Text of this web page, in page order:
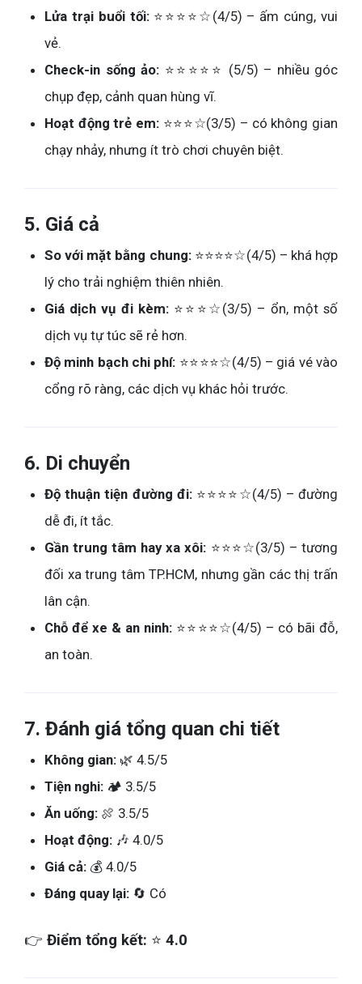
Lửa trại buổi tối:⭐⭐⭐⭐☆(4/5) – ấm cúng, vui
vẻ.
Check-in sống ảo: ⭐⭐⭐⭐⭐ (5/5) – nhiều góc
chụp đẹp, cảnh quan hùng vĩ.
Hoạt động trẻ em: ⭐⭐⭐☆(3/5) – có không gian
chạy nhảy, nhưng ít trò chơi chuyên biệt.
5. Giá cả
So với mặt bằng chung:⭐⭐⭐⭐☆(4/5) – khá hợp
lý cho trải nghiệm thiên nhiên.
Giá dịch vụ đi kèm:⭐⭐⭐☆(3/5) – ổn, một số
dịch vụ tự túc sẽ rẻ hơn.
Độ minh bạch chi phí: ⭐⭐⭐⭐☆(4/5) – giá vé vào
cổng rõ ràng, các dịch vụ khác hỏi trước.
6. Di chuyển
Độ thuận tiện đường đi:⭐⭐⭐⭐☆(4/5) – đường
dễ đi, ít tắc.
Gần trung tâm hay xa xôi: ⭐⭐⭐☆(3/5) – tương
đối xa trung tâm TP.HCM, nhưng gần các thị trấn
lân cận.
Chỗ để xe & an ninh: ⭐⭐⭐⭐☆(4/5) – có bãi đỗ,
an toàn.
7. Đánh giá tổng quan chi tiết
Không gian: 🌿 4.5/5
Tiện nghi: 🏕️ 3.5/5
Ăn uống: 🍖 3.5/5
Hoạt động: 🎶 4.0/5
Giá cả: 💰 4.0/5
Đáng quay lại: 🔄 Có
👉 Điểm tổng kết: ⭐ 4.0